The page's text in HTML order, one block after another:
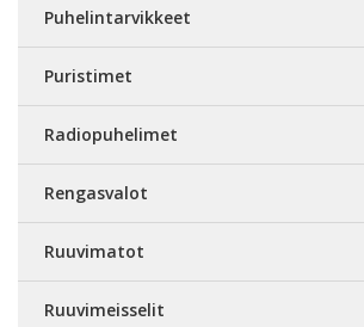
Puhelintarvikkeet
Puristimet
Radiopuhelimet
Rengasvalot
Ruuvimatot
Ruuvimeisselit